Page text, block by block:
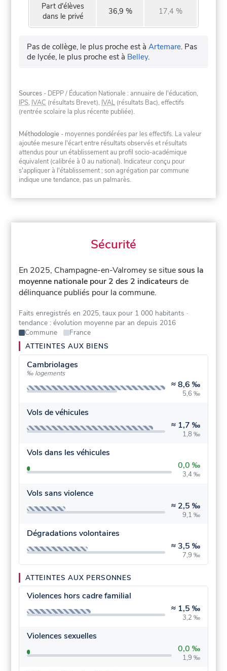
Part d'élèves
dans le privé
36,9 % 17,4 %
Pas de collège, le plus proche est àArtemare. Pas
de lycée, le plus proche est à Belley.
Sources - DEPP / Éducation Nationale : annuaire de l'éducation,
IPS, IVAC (résultats Brevet), IVAL (résultats Bac), effectifs
(rentrée scolaire la plus récente publiée).
Méthodologie - moyennes pondérées par les effectifs. La valeur
ajoutée mesure l'écart entre résultats observés et résultats
attendus pour un établissement au profil socio-académique
équivalent (calibrée à 0 au national). Indicateur conçu pour
s'appliquer à l'établissement ; son agrégation par commune
indique une tendance, pas un palmarès.
Sécurité
En 2025, Champagne-en-Valromey se situesous la
moyenne nationale pour 2 des 2 indicateurs de
délinquance publiés pour la commune.
Faits enregistrés en 2025, taux pour 1 000 habitants ·
tendance : évolution moyenne par an depuis 2016
Commune
France
ATTEINTES AUX BIENS
Cambriolages
‰ logements
≈8,6 ‰
5,6 ‰
Vols de véhicules
≈ 1,7 ‰
1,8 ‰
Vols dans les véhicules
0,0 ‰
3,4 ‰
Vols sans violence
≈ 2,5 ‰
9,1 ‰
Dégradations volontaires
≈ 3,5 ‰
7,9 ‰
ATTEINTES AUX PERSONNES
Violences hors cadre familial
≈ 1,5 ‰
3,2 ‰
Violences sexuelles
0,0 ‰
1,9 ‰